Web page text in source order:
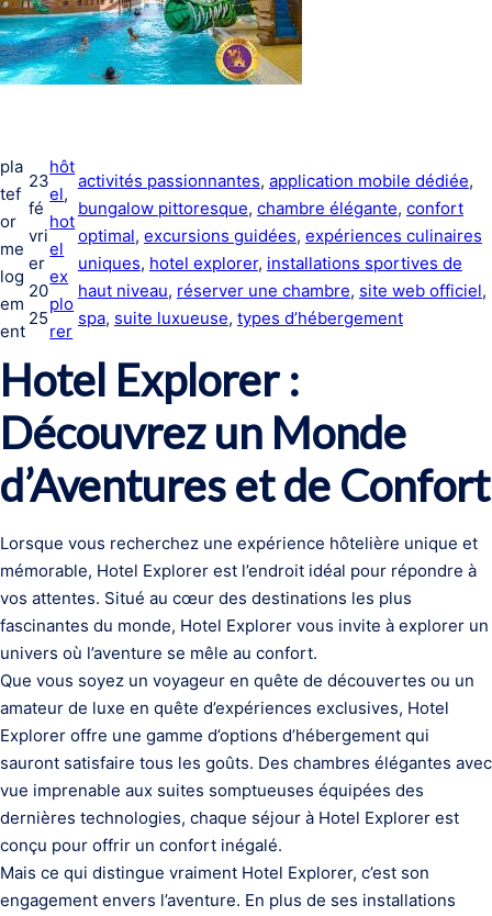
pla
tef
or
me
log
em
ent
23
fé
vri
er
20
25
hôt
el
hot
el
ex
plo
rer
activités passionnantes, application mobile dédiée
bungalow pittoresque, chambre élégante, confort
optimal, excursions guidées, expériences culinaires
uniques, hotel explorer, installations sportives de
haut niveau, réserver une chambre, site web officiel
spa, suite luxueuse, types d’hébergement
Hotel Explorer :
Découvrez un Monde
d’Aventures et de Confort
Lorsque vous recherchez une expérience hôtelière unique et
mémorable, Hotel Explorer est l’endroit idéal pour répondre à
vos attentes. Situé au cœur des destinations les plus
fascinantes du monde, Hotel Explorer vous invite à explorer un
univers où l’aventure se mêle au confort.
Que vous soyez un voyageur en quête de découvertes ou un
amateur de luxe en quête d’expériences exclusives, Hotel
Explorer offre une gamme d’options d’hébergement qui
sauront satisfaire tous les goûts. Des chambres élégantes avec
vue imprenable aux suites somptueuses équipées des
dernières technologies, chaque séjour à Hotel Explorer est
conçu pour offrir un confort inégalé.
Mais ce qui distingue vraiment Hotel Explorer, c’est son
engagement envers l’aventure. En plus de ses installations